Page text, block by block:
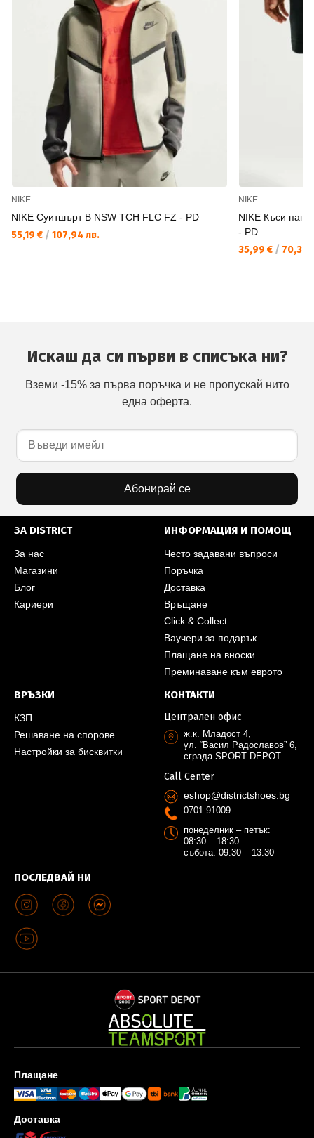
NIKE
NIKE Суитшърт B NSW TCH FLC FZ - PD
55,19 € / 107,94 лв.
NIKE
NIKE Къси
- PD
35,99 € / 70,39
Искаш да си първи в списъка ни?
Вземи -15% за първа поръчка и не пропускай нито
една оферта.
Абонирай се
ЗА DISTRICT
За нас
Магазини
Блог
Кариери
ИНФОРМАЦИЯ И ПОМОЩ
Често задавани въпроси
Поръчка
Доставка
Връщане
Click & Collect
Ваучери за подарък
Плащане на вноски
Преминаване към еврото
ВРЪЗКИ
КЗП
Решаване на спорове
Настройки за бисквитки
ПОСЛЕДВАЙ НИ
КОНТАКТИ
Централен офис
ж.к. Младост 4,
ул. “Васил Радославов” 6,
сграда SPORT DEPOT
Call Center
eshop@districtshoes.bg
0701 91009
понеделник – петък:
08:30 – 18:30
събота: 09:30 – 13:30
Плащане
Доставка